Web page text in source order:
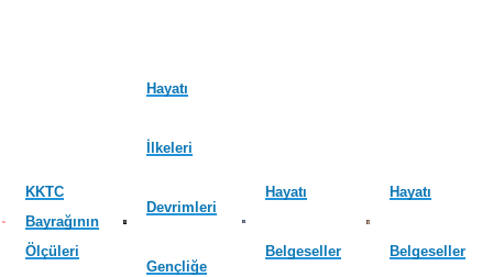
KKTC
Bayrağının
Ölçüleri
Hayatı
İlkeleri
Devrimleri
Gençliğe
Hayatı
Belgeseller
Hayatı
Belgeseller